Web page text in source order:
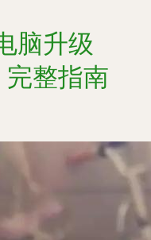
脑升级
整指南